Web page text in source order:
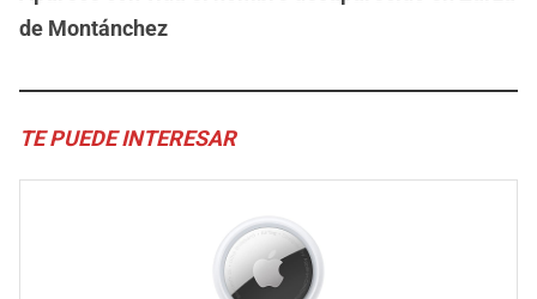
de Montánchez
TE PUEDE INTERESAR